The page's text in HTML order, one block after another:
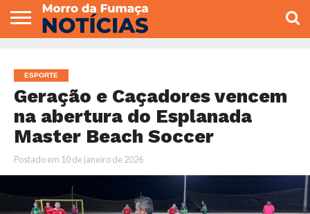
VEREADORES
ESPORTE
Geração e Caçadores vencem
na abertura do Esplanada
Master Beach Soccer
Postado em 10 de janeiro de 2026